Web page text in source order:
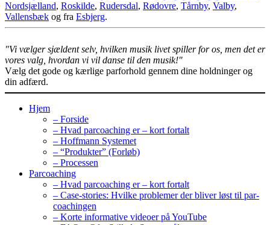
Nordsjælland, Roskilde, Rudersdal, Rødovre, Tårnby, Valby,
Vallensbæk og fra Esbjerg.
"Vi vælger sjældent selv, hvilken musik livet spiller for os, men det er
vores valg, hvordan vi vil danse til den musik!"
Vælg det gode og kærlige parforhold gennem dine holdninger og
din adfærd.
Hjem
– Forside
– Hvad parcoaching er – kort fortalt
– Hoffmann Systemet
– “Produkter” (Forløb)
– Processen
Parcoaching
– Hvad parcoaching er – kort fortalt
– Case-stories: Hvilke problemer der bliver løst til par-
coachingen
– Korte informative videoer på YouTube